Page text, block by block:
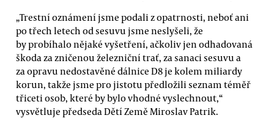
„Trestní oznámení jsme podali z opatrnosti, neboť ani
po třech letech od sesuvu jsme neslyšeli, že
by probíhalo nějaké vyšetření, ačkoliv jen odhadovaná
škoda za zničenou železniční trať, za sanaci sesuvu a
za opravu nedostavěné dálnice D8 je kolem miliardy
korun, takže jsme pro jistotu předložili seznam téměř
třiceti osob, které by bylo vhodné vyslechnout,“
vysvětluje předseda Dětí Země Miroslav Patrik.